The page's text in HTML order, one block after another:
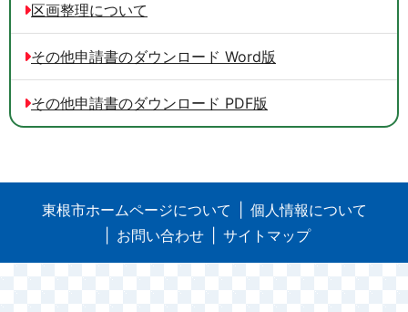
区画整理について
その他申請書のダウンロード Word版
その他申請書のダウンロード PDF版
東根市ホームページについて
個人情報について
お問い合わせ
サイトマップ